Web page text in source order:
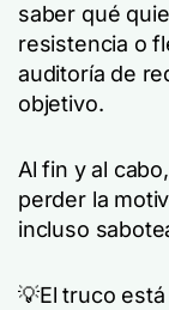
saber qué
resistencia o
auditoría de
objetivo.
Al fin y al
perder la
incluso
💡El truco